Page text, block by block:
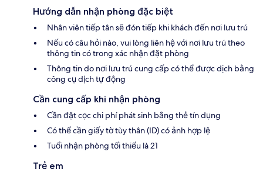
Hướng dẫn nhận phòng đặc biệt
Nhân viên tiếp tân sẽ đón tiếp khi khách đến nơi lưu trú
Nếu có câu hỏi nào, vui lòng liên hệ với nơi lưu trú theo
thông tin có trong xác nhận đặt phòng
Thông tin do nơi lưu trú cung cấp có thể được dịch bằng
công cụ dịch tự động
Cần cung cấp khi nhận phòng
Cần đặt cọc chi phí phát sinh bằng thẻ tín dụng
Có thể cần giấy tờ tùy thân (ID) có ảnh hợp lệ
Tuổi nhận phòng tối thiểu là 21
Trẻ em